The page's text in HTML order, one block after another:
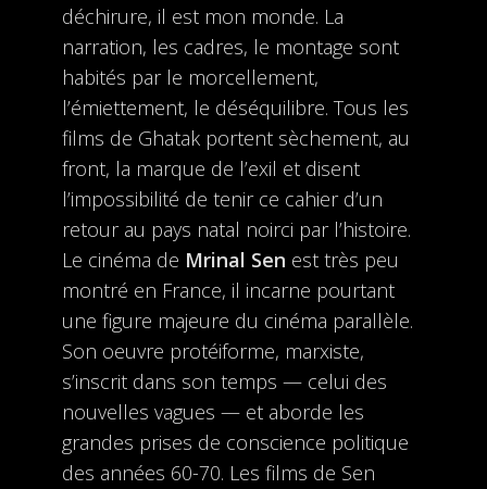
déchirure, il est mon monde. La
narration, les cadres, le montage sont
habités par le morcellement,
l’émiettement, le déséquilibre. Tous les
films de Ghatak portent sèchement, au
front, la marque de l’exil et disent
l’impossibilité de tenir ce cahier d’un
retour au pays natal noirci par l’histoire.
Le cinéma de Mrinal Sen est très peu
montré en France, il incarne pourtant
une figure majeure du cinéma parallèle.
Son oeuvre protéiforme, marxiste,
s’inscrit dans son temps — celui des
nouvelles vagues — et aborde les
grandes prises de conscience politique
des années 60-70. Les films de Sen